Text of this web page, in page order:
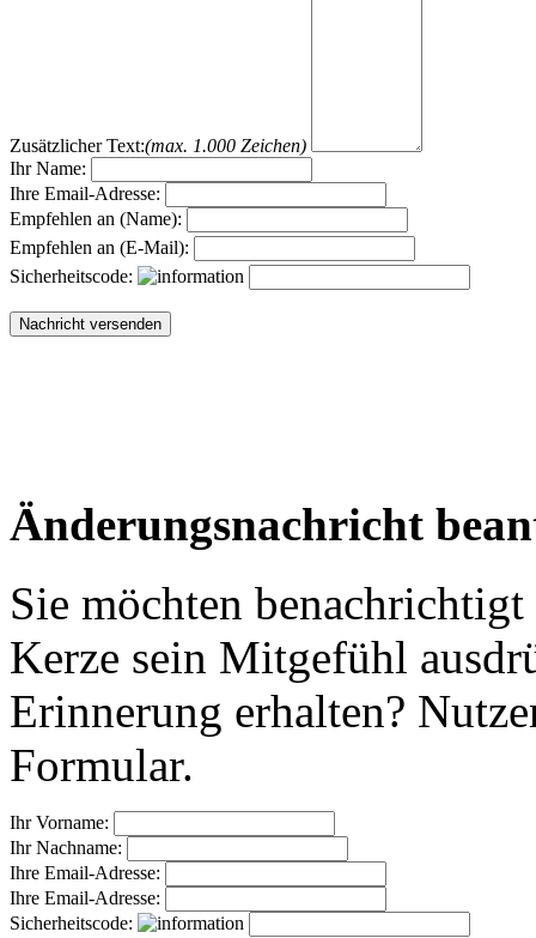
Zusätzlicher Text:(max. 1.000 Zeichen)
Ihr Name:
Ihre Email-Adresse:
Empfehlen an (Name):
Empfehlen an (E-Mail):
Sicherheitscode:
Änderungsnachricht
Sie möchten
Kerze sein Mitgefühl
Erinnerung erhalten?
Formular.
Ihr Vorname:
Ihr Nachname:
Ihre Email-Adresse:
Ihre Email-Adresse:
Sicherheitscode: